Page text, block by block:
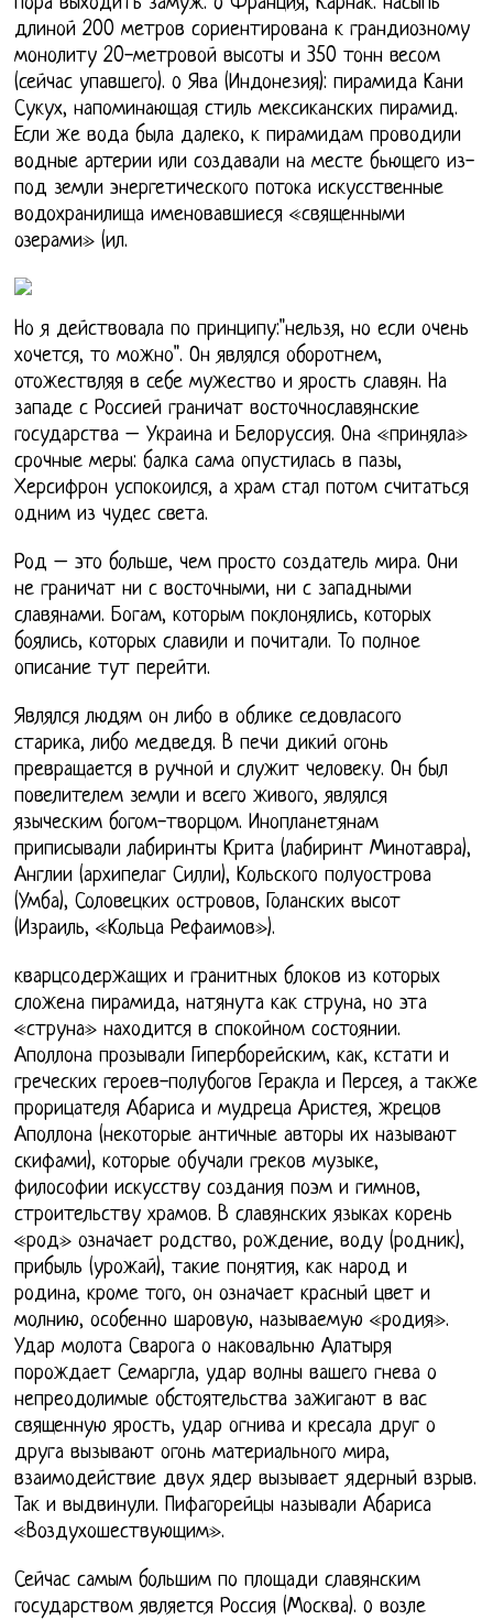
длиной 200 метров сориентирована к грандиозному
монолиту 20-метровой высоты и 350 тонн весом
(сейчас упавшего). o Ява (Индонезия): пирамида Кани
Сукух, напоминающая стиль мексиканских пирамид.
Если же вода была далеко, к пирамидам проводили
водные артерии или создавали на месте бьющего из-
под земли энергетического потока искусственные
водохранилища именовавшиеся «священными
озерами» (ил.
Но я действовала по принципу:"нельзя, но если очень
хочется, то можно". Он являлся оборотнем,
отожествляя в себе мужество и ярость славян. На
западе с Россией граничат восточнославянские
государства – Украина и Белоруссия. Она «приняла»
срочные меры: балка сама опустилась в пазы,
Херсифрон успокоился, а храм стал потом считаться
одним из чудес света.
Род – это больше, чем просто создатель мира. Они
не граничат ни с восточными, ни с западными
славянами. Богам, которым поклонялись, которых
боялись, которых славили и почитали. То полное
описание тут перейти.
Являлся людям он либо в облике седовласого
старика, либо медведя. В печи дикий огонь
превращается в ручной и служит человеку. Он был
повелителем земли и всего живого, являлся
языческим богом-творцом. Инопланетянам
приписывали лабиринты Крита (лабиринт Минотавра),
Англии (архипелаг Силли), Кольского полуострова
(Умба), Соловецких островов, Голанских высот
(Израиль, «Кольца Рефаимов»).
кварцсодержащих и гранитных блоков из которых
сложена пирамида, натянута как струна, но эта
«струна» находится в спокойном состоянии.
Аполлона прозывали Гиперборейским, как, кстати и
греческих героев-полубогов Геракла и Персея, а также
прорицателя Абариса и мудреца Аристея, жрецов
Аполлона (некоторые античные авторы их называют
скифами), которые обучали греков музыке,
философии искусству создания поэм и гимнов,
строительству храмов. В славянских языках корень
«род» означает родство, рождение, воду (родник),
прибыль (урожай), такие понятия, как народ и
родина, кроме того, он означает красный цвет и
молнию, особенно шаровую, называемую «родия».
Удар молота Сварога о наковальню Алатыря
порождает Семаргла, удар волны вашего гнева о
непреодолимые обстоятельства зажигают в вас
священную ярость, удар огнива и кресала друг о
друга вызывают огонь материального мира,
взаимодействие двух ядер вызывает ядерный взрыв.
Так и выдвинули. Пифагорейцы называли Абариса
«Воздухошествующим».
Сейчас самым большим по площади славянским
государством является Россия (Москва). o возле